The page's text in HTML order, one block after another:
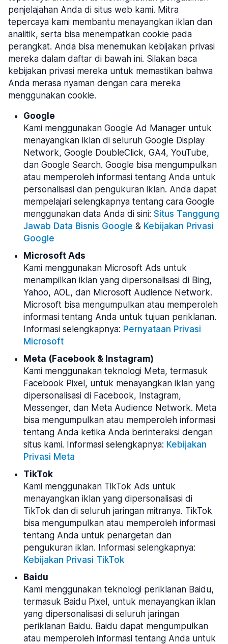
penjelajahan Anda di situs web kami. Mitra
tepercaya kami membantu menayangkan iklan dan
analitik, serta bisa menempatkan cookie pada
perangkat. Anda bisa menemukan kebijakan privasi
mereka dalam daftar di bawah ini. Silakan baca
kebijakan privasi mereka untuk memastikan bahwa
Anda merasa nyaman dengan cara mereka
menggunakan cookie.
Google
Kami menggunakan Google Ad Manager untuk
menayangkan iklan di seluruh Google Display
Network, Google DoubleClick, GA4, YouTube,
dan Google Search. Google bisa mengumpulkan
atau memperoleh informasi tentang Anda untuk
personalisasi dan pengukuran iklan. Anda dapat
mempelajari selengkapnya tentang cara Google
menggunakan data Anda di sini: Situs Tanggung
Jawab Data Bisnis Google & Kebijakan Privasi
Google
Microsoft Ads
Kami menggunakan Microsoft Ads untuk
menampilkan iklan yang dipersonalisasi di Bing,
Yahoo, AOL, dan Microsoft Audience Network.
Microsoft bisa mengumpulkan atau memperoleh
informasi tentang Anda untuk tujuan periklanan.
Informasi selengkapnya: Pernyataan Privasi
Microsoft
Meta (Facebook & Instagram)
Kami menggunakan teknologi Meta, termasuk
Facebook Pixel, untuk menayangkan iklan yang
dipersonalisasi di Facebook, Instagram,
Messenger, dan Meta Audience Network. Meta
bisa mengumpulkan atau memperoleh informasi
tentang Anda ketika Anda berinteraksi dengan
situs kami. Informasi selengkapnya: Kebijakan
Privasi Meta
TikTok
Kami menggunakan TikTok Ads untuk
menayangkan iklan yang dipersonalisasi di
TikTok dan di seluruh jaringan mitranya. TikTok
bisa mengumpulkan atau memperoleh informasi
tentang Anda untuk penargetan dan
pengukuran iklan. Informasi selengkapnya:
Kebijakan Privasi TikTok
Baidu
Kami menggunakan teknologi periklanan Baidu,
termasuk Baidu Pixel, untuk menayangkan iklan
yang dipersonalisasi di seluruh jaringan
periklanan Baidu. Baidu dapat mengumpulkan
atau memperoleh informasi tentang Anda untuk